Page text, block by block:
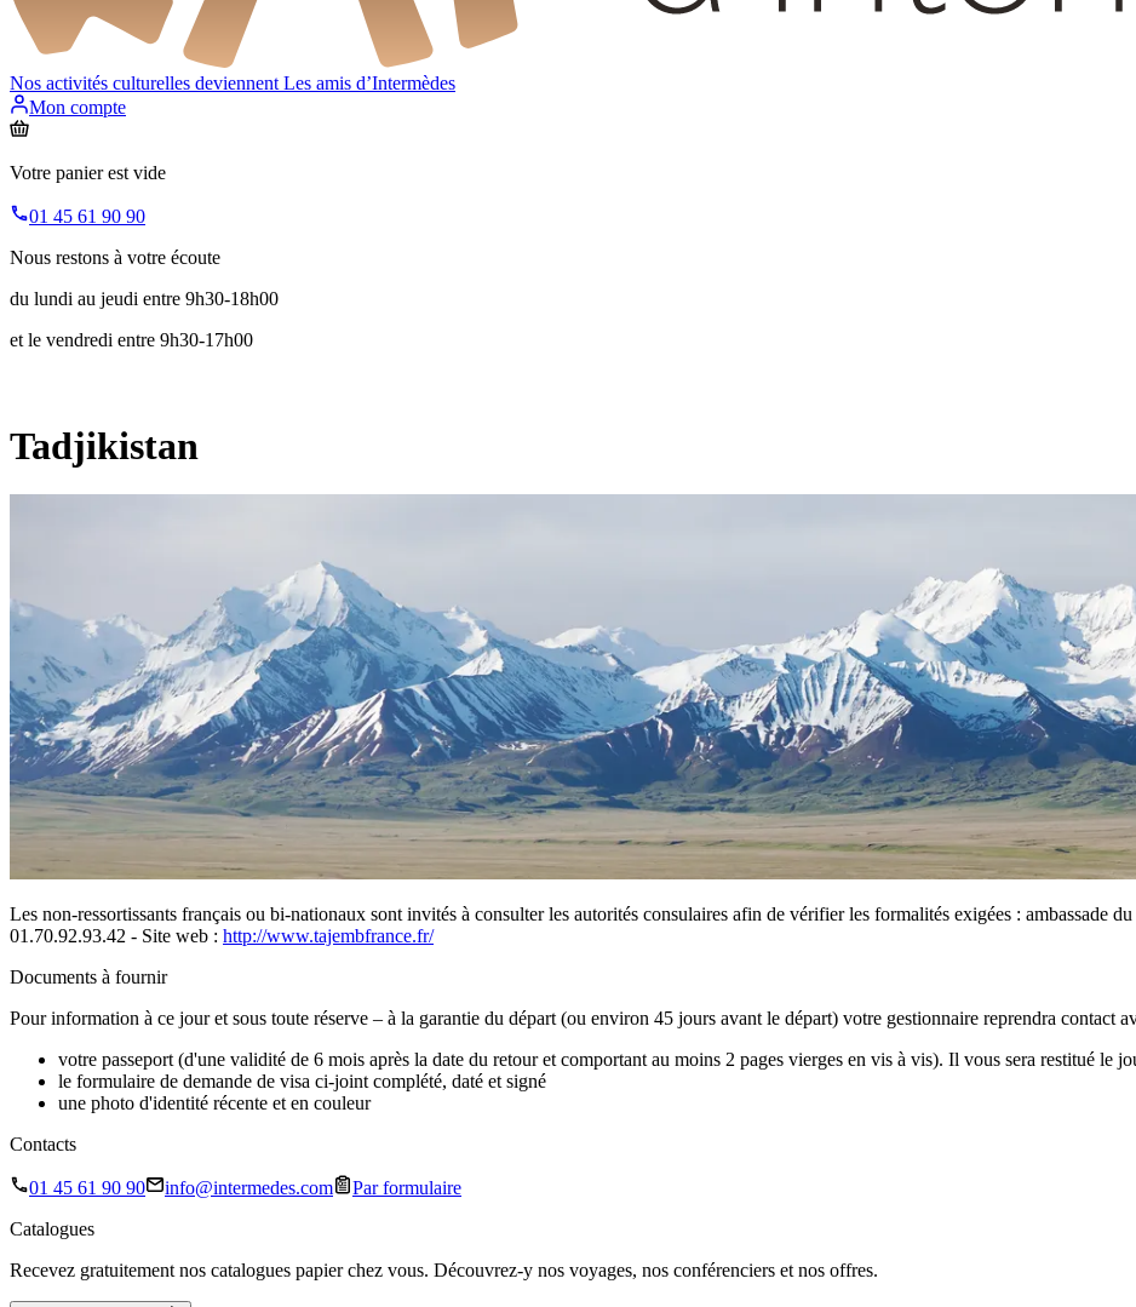
Nos activités culturelles deviennent Les amis d’Intermèdes
Mon compte
Votre panier est vide
01 45 61 90 90
Nous restons à votre écoute
du lundi au jeudi entre 9h30-18h00
et le vendredi entre 9h30-17h00
Tadjikistan
Les non-ressortissants français ou bi-nationaux sont invités à consulter les autorités consulaires afin de vérifier les formalités exigées : ambassade
01.70.92.93.42 - Site web : http://www.tajembfrance.fr/
Documents à fournir
Pour information à ce jour et sous toute réserve – à la garantie du départ (ou environ 45 jours avant le départ) votre gestionnaire reprendra contact
votre passeport (d'une validité de 6 mois après la date du retour et comportant au moins 2 pages vierges en vis à vis). Il vous sera restitué le
le formulaire de demande de visa ci-joint complété, daté et signé
une photo d'identité récente et en couleur
Contacts
01 45 61 90 90 info@intermedes.com
Par formulaire
Catalogues
Recevez gratuitement nos catalogues papier chez vous. Découvrez-y nos voyages, nos conférenciers et nos offres.